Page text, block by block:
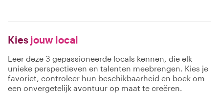
Kies jouw local
Leer deze 3 gepassioneerde locals kennen, die elk
unieke perspectieven en talenten meebrengen. Kies je
favoriet, controleer hun beschikbaarheid en boek om
een onvergetelijk avontuur op maat te creëren.